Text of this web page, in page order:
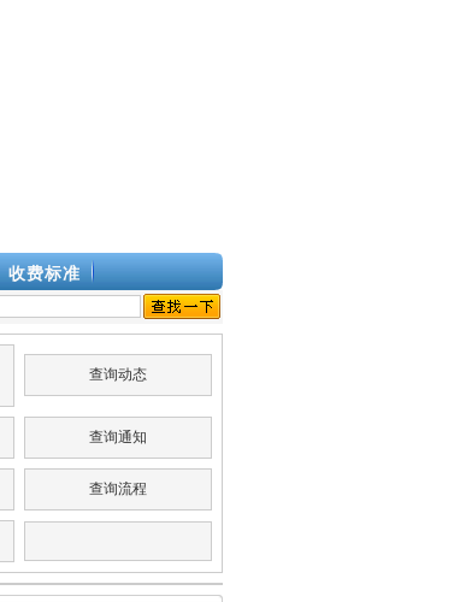
收费标准
查询动态
查询通知
查询流程